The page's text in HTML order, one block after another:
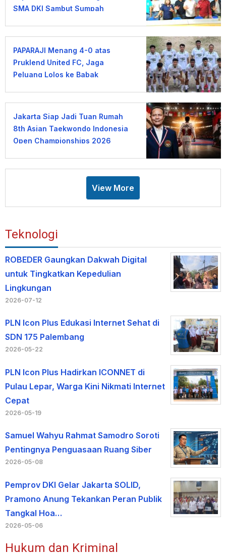
SMA DKI Sambut Sumpah
PAPARAJI Menang 4-0 atas
Pruklend United FC, Jaga
Peluang Lolos ke Babak
Jakarta Siap Jadi Tuan Rumah
8th Asian Taekwondo Indonesia
Open Championships 2026
View More
Teknologi
ROBEDER Gaungkan Dakwah Digital
untuk Tingkatkan Kepedulian
Lingkungan
2026-07-12
PLN Icon Plus Edukasi Internet Sehat di
SDN 175 Palembang
2026-05-22
PLN Icon Plus Hadirkan ICONNET di
Pulau Lepar, Warga Kini Nikmati Internet
Cepat
2026-05-19
Samuel Wahyu Rahmat Samodro Soroti
Pentingnya Penguasaan Ruang Siber
2026-05-08
Pemprov DKI Gelar Jakarta SOLID,
Pramono Anung Tekankan Peran Publik
Tangkal Hoa…
2026-05-06
Hukum dan Kriminal